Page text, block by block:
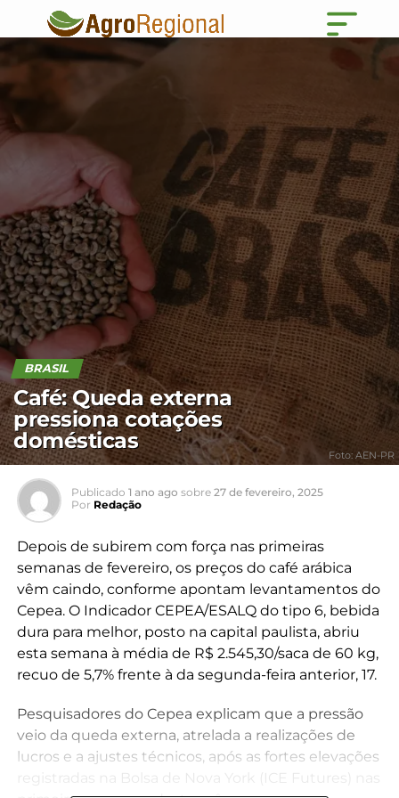
BRASIL
Café: Queda externa
pressiona cotações
domésticas
Foto: AEN-PR
Publicado 1 ano ago sobre 27 de fevereiro, 2025
Por Redação
Depois de subirem com força nas primeiras
semanas de fevereiro, os preços do café arábica
vêm caindo, conforme apontam levantamentos do
Cepea. O Indicador CEPEA/ESALQ do tipo 6, bebida
dura para melhor, posto na capital paulista, abriu
esta semana à média de R$ 2.545,30/saca de 60 kg,
recuo de 5,7% frente à da segunda-feira anterior, 17.
Pesquisadores do Cepea explicam que a pressão
veio da queda externa, atrelada a realizações de
lucros e a ajustes técnicos, após as fortes elevações